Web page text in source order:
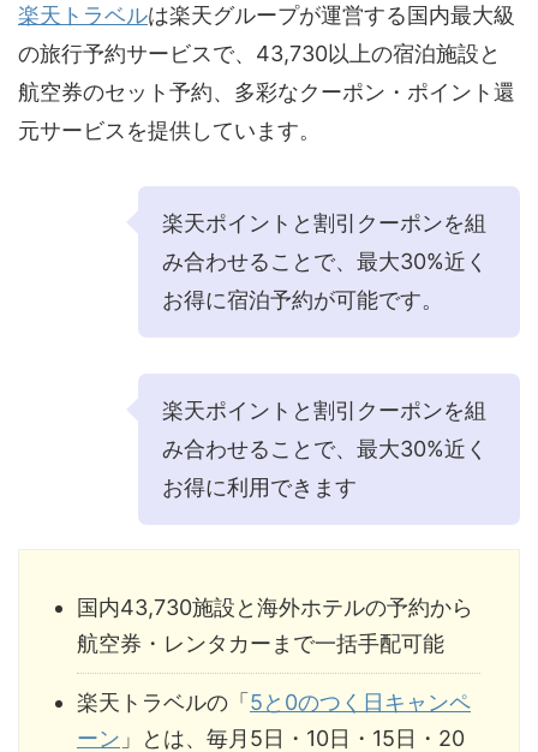
楽天トラベルは楽天グループが運営する国内最大級
の旅行予約サービスで、43,730以上の宿泊施設と
航空券のセット予約、多彩なクーポン・ポイント還
元サービスを提供しています。
楽天ポイントと割引クーポンを組
み合わせることで、最大30%近く
お得に宿泊予約が可能です。
楽天ポイントと割引クーポンを組
み合わせることで、最大30%近く
お得に利用できます
国内43,730施設と海外ホテルの予約から
航空券・レンタカーまで一括手配可能
楽天トラベルの「 5と0のつく日キャンペ
ーン 」とは、毎月5日・10日・15日・20